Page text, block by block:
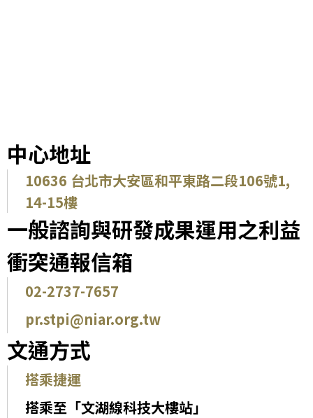
中心地址
10636 台北市大安區和平東路二段106號1,
14-15樓
一般諮詢與研發成果運用之利益
衝突通報信箱
02-2737-7657
pr.stpi@niar.org.tw
文通方式
搭乘捷運
搭乘至「文湖線科技大樓站」